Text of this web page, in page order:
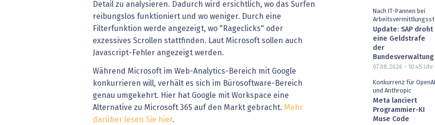
Detail zu analysieren. Dadurch wird ersichtlich, wo das Surfen
reibungslos funktioniert und wo weniger. Durch eine
Filterfunktion werde angezeigt, wo "Rageclicks" oder
exzessives Scrollen stattfinden. Laut Microsoft sollen auch
Javascript-Fehler angezeigt werden.
Während Microsoft im Web-Analytics-Bereich mit Google
konkurrieren will, verhält es sich im Bürosoftware-Bereich
genau umgekehrt. Hier hat Google mit Workspace eine
Alternative zu Microsoft 365 auf den Markt gebracht. Mehr
darüber lesen Sie hier.
Nach IT-Pannen bei
Update: SAP droht
eine Geldstrafe
der
Bundesverwaltung
07.08.2026 - 10:45 Uhr
Konkurrenz für OpenAI
und Anthropic
Meta lanciert
Programmier-KI
Muse Code